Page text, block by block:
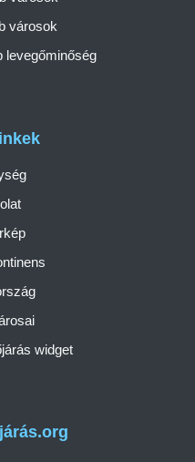
widget
városok
levegőminőség